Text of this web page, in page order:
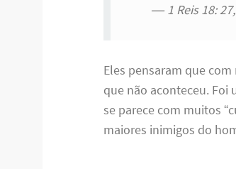
1 Reis 18:
Eles pensaram que
que não aconteceu. Foi
se parece com muitos
maiores inimigos do